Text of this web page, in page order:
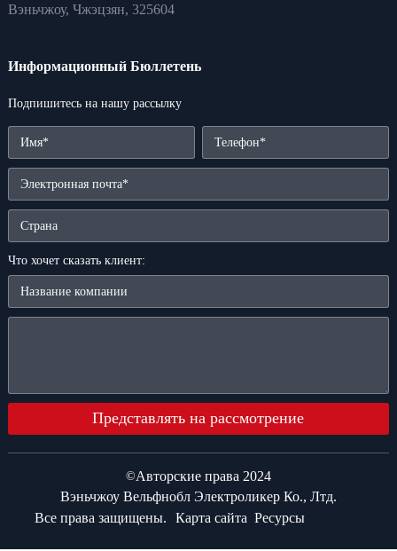
Вэньчжоу, Чжэцзян, 325604
Информационный Бюллетень
Подпишитесь на нашу рассылку
Что хочет сказать клиент:
Представлять на рассмотрение
©Авторские права 2024
Вэньчжоу Вельфнобл Электроликер Ко., Лтд.
Все права защищены.
Карта сайта Ресурсы